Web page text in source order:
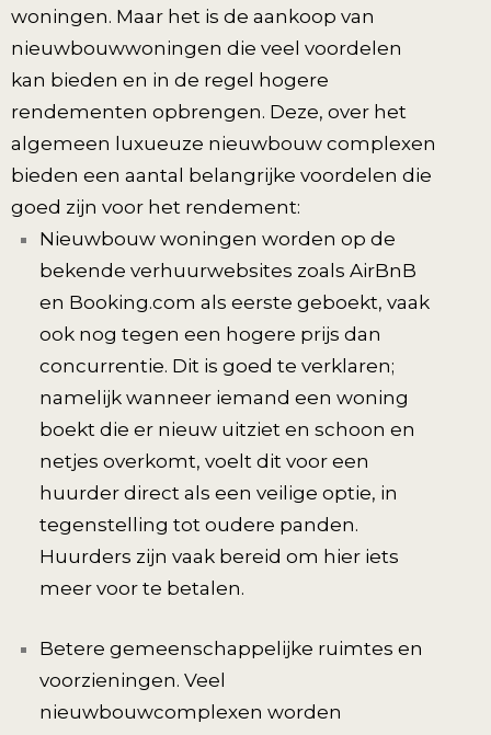
woningen. Maar het is de aankoop van
nieuwbouwwoningen die veel voordelen
kan bieden en in de regel hogere
rendementen opbrengen. Deze, over het
algemeen luxueuze nieuwbouw complexen
bieden een aantal belangrijke voordelen die
goed zijn voor het rendement:
Nieuwbouw woningen worden op de
bekende verhuurwebsites zoals AirBnB
en Booking.com als eerste geboekt, vaak
ook nog tegen een hogere prijs dan
concurrentie. Dit is goed te verklaren;
namelijk wanneer iemand een woning
boekt die er nieuw uitziet en schoon en
netjes overkomt, voelt dit voor een
huurder direct als een veilige optie, in
tegenstelling tot oudere panden.
Huurders zijn vaak bereid om hier iets
meer voor te betalen.
Betere gemeenschappelijke ruimtes en
voorzieningen. Veel
nieuwbouwcomplexen worden